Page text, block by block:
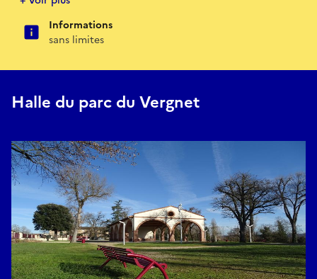
Informations
sans limites
Halle du parc du Vergnet